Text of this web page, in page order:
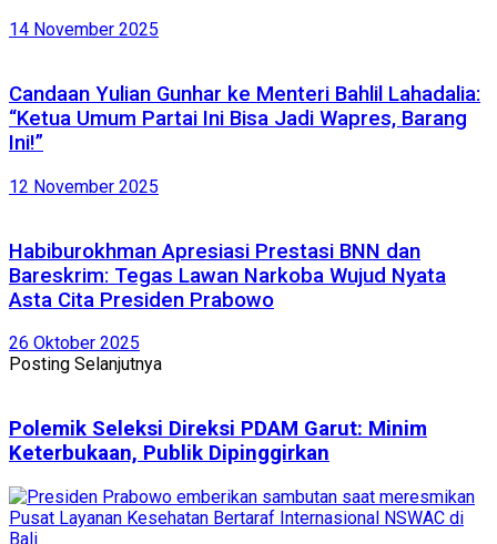
14 November 2025
Candaan Yulian Gunhar ke Menteri Bahlil Lahadalia:
“Ketua Umum Partai Ini Bisa Jadi Wapres, Barang
Ini!”
12 November 2025
Habiburokhman Apresiasi Prestasi BNN dan
Bareskrim: Tegas Lawan Narkoba Wujud Nyata
Asta Cita Presiden Prabowo
26 Oktober 2025
Posting Selanjutnya
Polemik Seleksi Direksi PDAM Garut: Minim
Keterbukaan, Publik Dipinggirkan